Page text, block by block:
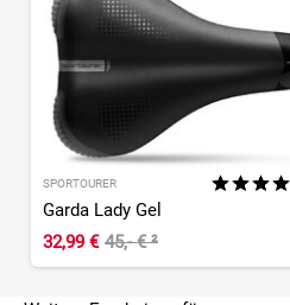
SPORTOURER
Garda Lady Gel
32,99 € 45,- €²